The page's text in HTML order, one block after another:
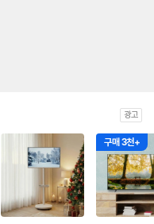
광고
구매 3천+